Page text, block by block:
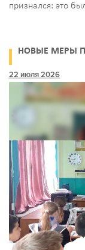
признался: это
НОВЫЕ МЕРЫ
22 июля 2026